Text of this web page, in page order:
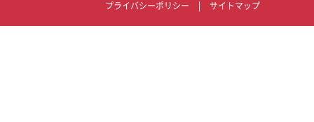
プライバシーポリシー サイトマップ